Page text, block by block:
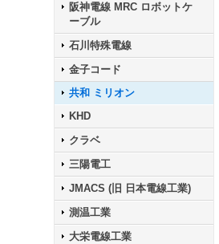
阪神電線 MRC ロボットケ
ーブル
石川特殊電線
金子コード
共和 ミリオン
KHD
クラベ
三陽電工
JMACS (旧 日本電線工業)
測温工業
大栄電線工業